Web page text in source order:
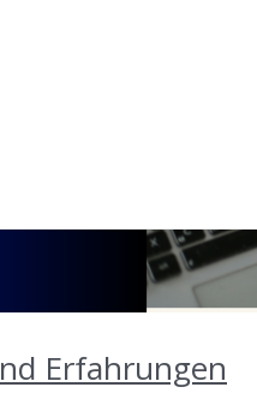
Erfahrungen